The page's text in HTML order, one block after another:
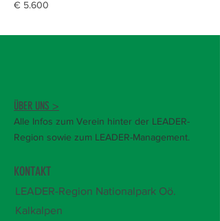
€ 5.600
ÜBER UNS >
Alle Infos zum Verein hinter der LEADER-
Region sowie zum LEADER-Management.
KONTAKT
LEADER-Region Nationalpark Oö.
Kalkalpen